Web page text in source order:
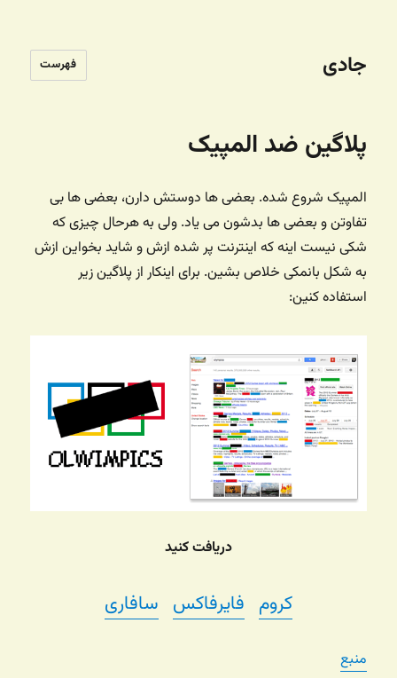
جادی فهرست
پلاگین ضد المپیک
المپیک شروع شده. بعضی ها دوستش دارن، بعضی ها بی
تفاوتن و بعضی ها بدشون می یاد. ولی به هرحال چیزی که
شکی نیست اینه که اینترنت پر شده ازش و شاید بخواین ازش
به شکل بانمکی خلاص بشین. برای اینکار از پلاگین زیر
استفاده کنین:
دریافت کنید
کروم فایرفاکس سافاری
منبع